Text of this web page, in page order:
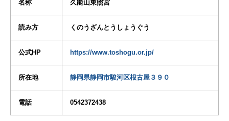
名称 久能山東照宮
読み方 くのうざんとうしょうぐう
公式HP https://www.toshogu.or.jp/
所在地 静岡県静岡市駿河区根古屋３９０
電話 0542372438